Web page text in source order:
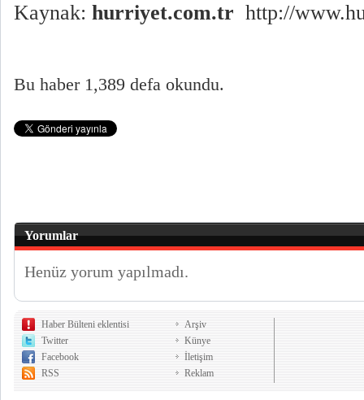
Kaynak: hurriyet.com.tr http://
Bu haber 1,389 defa okundu.
Yorumlar
Henüz yorum yapılmadı.
Haber Bülteni eklentisi
Twitter
Facebook
RSS
Arşiv
Künye
İletişim
Reklam